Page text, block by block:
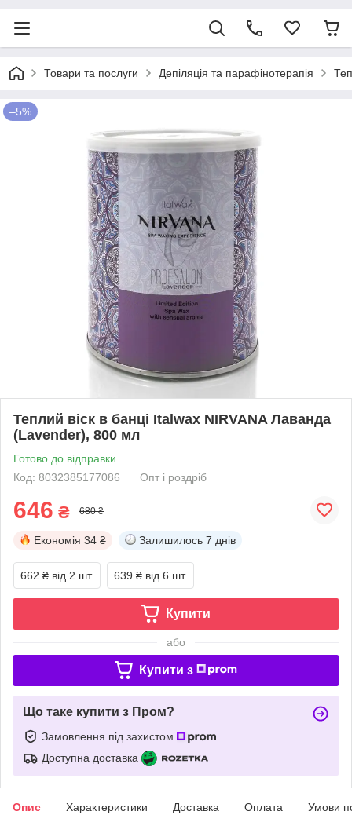
Товари та послуги Депіляція та парафінотерапія
–5%
Теплий віск в банці Italwax NIRVANA Лаванда
(Lavender), 800 мл
Готово до відправки
Код: 8032385177086
Опт і роздріб
646 ₴ 680 ₴
Економія 34 ₴ Залишилось 7 днів
662 ₴ від 2 шт. 639 ₴ від 6 шт.
Купити
або
Купити з
Що таке купити з Пром?
Замовлення під захистом
Доступна доставка
Опис Характеристики Доставка Оплата Умови